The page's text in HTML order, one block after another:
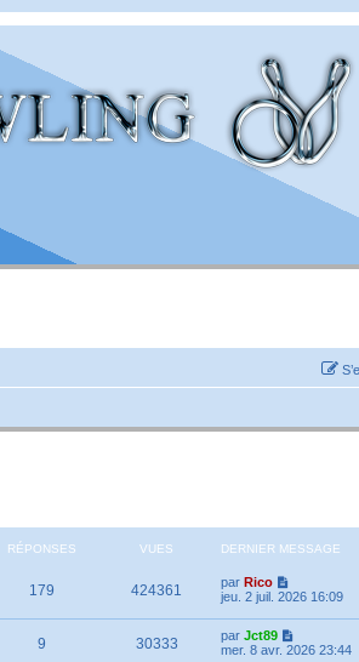
RÉPONSES VUES DERNIER MESSAGE
179 424361 par Rico
jeu. 2 juil. 2026 16:09
9 30333 par Jct89
mer. 8 avr. 2026 23:44